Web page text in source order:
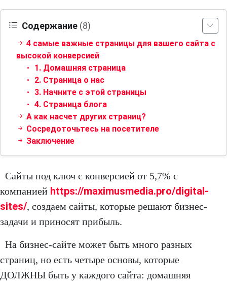
Содержание (8)
4 самые важные страницы для вашего сайта с
высокой конверсией
1. Домашняя страница
2. Страница о нас
3. Начните с этой страницы
4. Страница блога
А как насчет других страниц?
Сосредоточьтесь на посетителе
Заключение
Сайты под ключ с конверсией от 5,7% с
компанией https://maximusmedia.pro/digital-
sites/, создаем сайты, которые решают бизнес-
задачи и приносят прибыль.
На бизнес-сайте может быть много разных
страниц, но есть четыре основы, которые
ДОЛЖНЫ быть у каждого сайта: домашняя